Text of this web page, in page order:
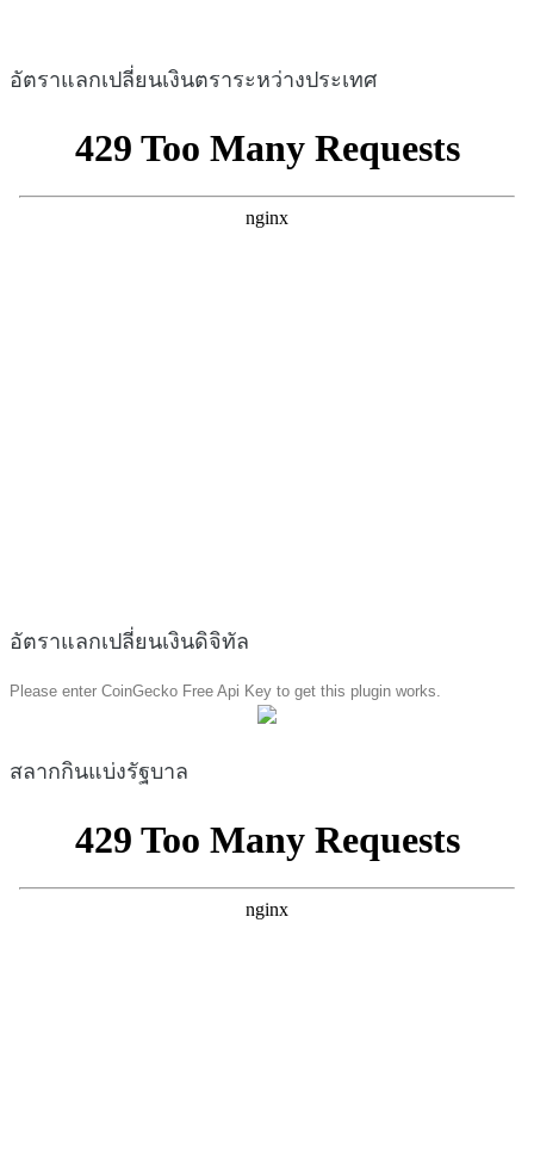
อัตราแลกเปลี่ยนเงินตราระหว่างประเทศ
อัตราแลกเปลี่ยนเงินดิจิทัล
Please enter CoinGecko Free Api Key to get this plugin works.
สลากกินแบ่งรัฐบาล